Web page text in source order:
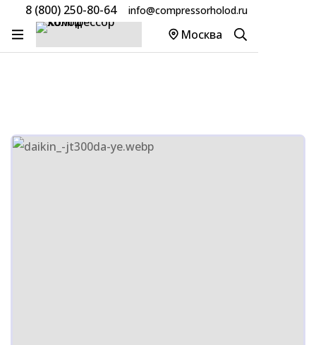
8 (800) 250-80-64 info@compressorholod.ru
Москва
Главная Товары
Компрессоры Daikin
Компрессор Daikin Scroll JT355DJ-Y1@K4